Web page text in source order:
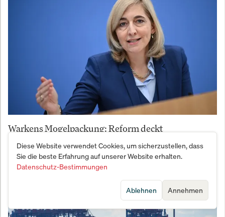
Warkens Mogelpackung: Reform deckt
Milliardenloch nur bis 2028
Diese Website verwendet Cookies, um sicherzustellen, dass
Sie die beste Erfahrung auf unserer Website erhalten.
Datenschutz-Bestimmungen
Annehmen
Ablehnen